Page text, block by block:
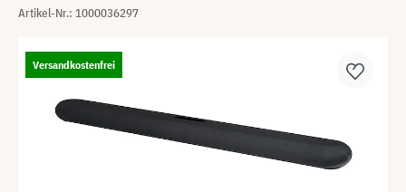
Artikel-Nr.: 1000036297
Versandkostenfrei